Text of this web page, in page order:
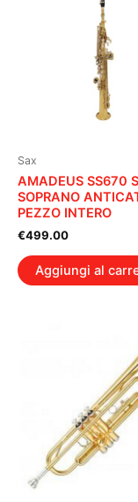
Sax
AMADEUS SS670
SOPRANO
PEZZO INTERO
€499.00
Aggiungi al